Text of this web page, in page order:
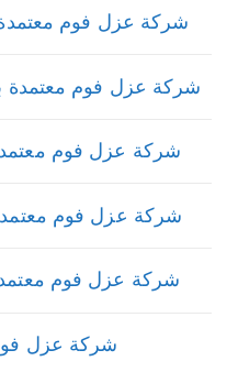
شركة عزل فوم معتمدة بالبدائع
شركة عزل فوم معتمدة بالبكيريه
شركة عزل فوم معتمدة
شركة عزل فوم معتمدة ببريده
شركة عزل فوم معتمدة بحائل
شركة عزل